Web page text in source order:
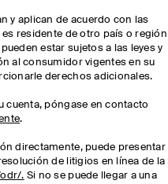
y aplican de acuerdo con las
es residente de otro país o región
estar sujetos a las leyes y
al consumidor vigentes en su
derechos adicionales.
cuenta, póngase en contacto
.
directamente, puede presentar
de litigios en línea de la
. Si no se puede llegar a una